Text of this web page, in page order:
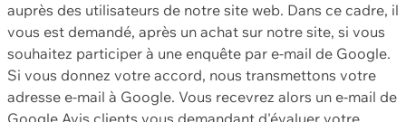
auprès des utilisateurs de notre site web. Dans ce cadre, il
vous est demandé, après un achat sur notre site, si vous
souhaitez participer à une enquête par e-mail de Google.
Si vous donnez votre accord, nous transmettons votre
adresse e-mail à Google. Vous recevrez alors un e-mail de